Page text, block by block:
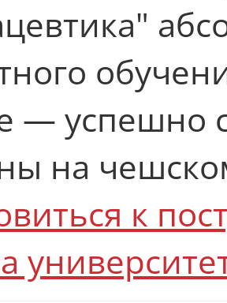
— успешно
на
к